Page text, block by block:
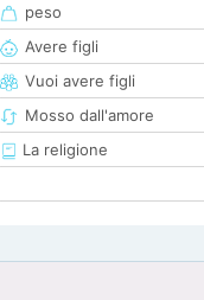
peso
Avere figli
Vuoi avere figli
Mosso dall'amore
La religione